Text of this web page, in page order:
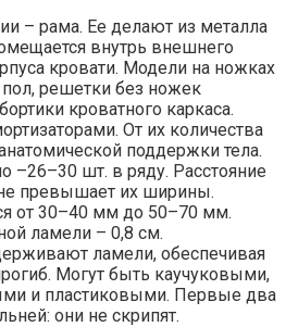
– рама. Ее делают из металла
внутрь внешнего
кровати. Модели на ножках
пол, решетки без ножек
кроватного каркаса.
От их количества
поддержки тела.
–26–30 шт. в ряду. Расстояние
превышает их ширины.
от 30–40 мм до 50–70 мм.
ламели – 0,8 см.
ламели, обеспечивая
Могут быть каучуковыми,
и пластиковыми. Первые два
они не скрипят.